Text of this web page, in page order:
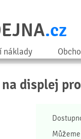
.cz
náklady
displej